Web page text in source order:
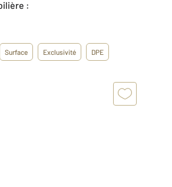
:
Surface Exclusivité DPE